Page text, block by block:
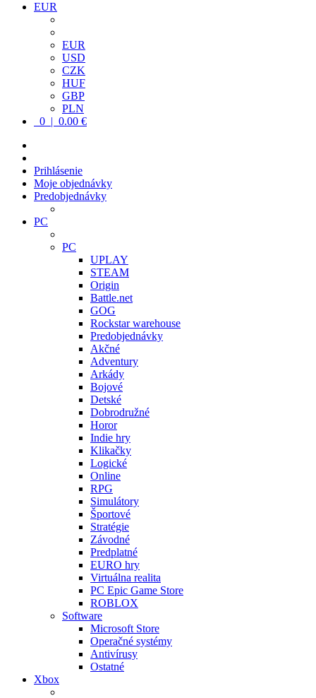
EUR
EUR
USD
CZK
HUF
GBP
PLN
0 | 0.00 €
Prihlásenie
Moje objednávky
Predobjednávky
PC
PC
UPLAY
STEAM
Origin
Battle.net
GOG
Rockstar warehouse
Predobjednávky
Akčné
Adventury
Arkády
Bojové
Detské
Dobrodružné
Horor
Indie hry
Klikačky
Logické
Online
RPG
Simulátory
Športové
Stratégie
Závodné
Predplatné
EURO hry
Virtuálna realita
PC Epic Game Store
ROBLOX
Software
Microsoft Store
Operačné systémy
Antivírusy
Ostatné
Xbox